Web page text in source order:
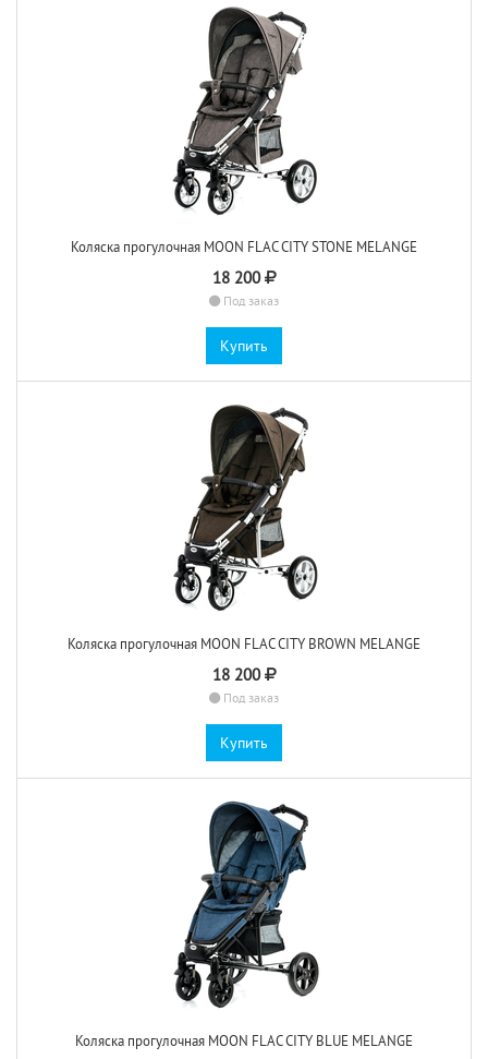
Коляска прогулочная MOON FLAC CITY STONE MELANGE
18 200
Под заказ
Купить
Коляска прогулочная MOON FLAC CITY BROWN MELANGE
18 200
Под заказ
Купить
Коляска прогулочная MOON FLAC CITY BLUE MELANGE